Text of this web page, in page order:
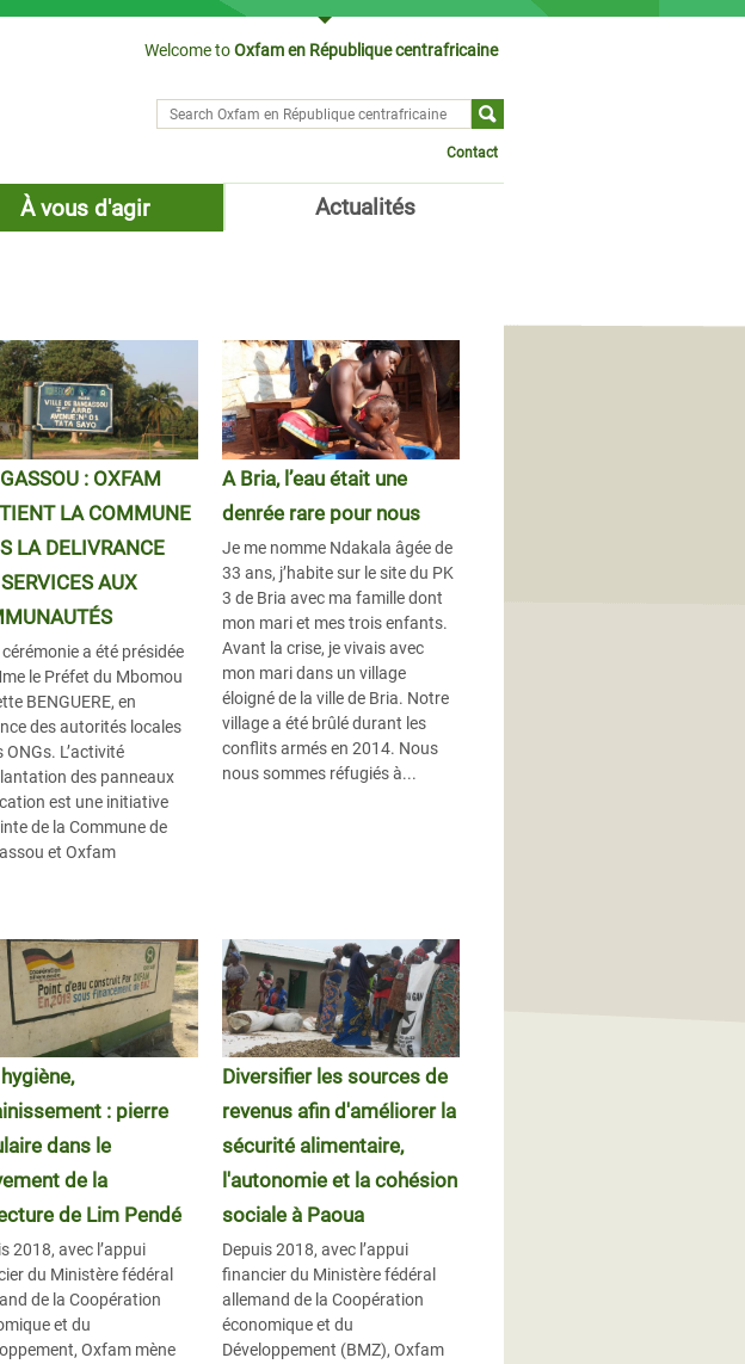
Welcome toOxfam en République centrafricaine
Search
Contact
À vous d'agir Actualités
: OXFAM
LA COMMUNE
LA DELIVRANCE
AUX
a été présidée
le Préfet du Mbomou
BENGUERE, en
des autorités locales
ONGs. L’activité
des panneaux
est une initiative
de la Commune de
et Oxfam
A Bria, l’eau était une
denrée rare pour nous
Je me nomme Ndakala âgée de
33 ans, j’habite sur le site du PK
3 de Bria avec ma famille dont
mon mari et mes trois enfants.
Avant la crise, je vivais avec
mon mari dans un village
éloigné de la ville de Bria. Notre
village a été brûlé durant les
conflits armés en 2014. Nous
nous sommes réfugiés à...
: pierre
dans le
de la
de Lim Pendé
2018, avec l’appui
du Ministère fédéral
de la Coopération
et du
Oxfam mène
Diversifier les sources de
revenus afin d'améliorer la
sécurité alimentaire,
l'autonomie et la cohésion
sociale à Paoua
Depuis 2018, avec l’appui
financier du Ministère fédéral
allemand de la Coopération
économique et du
Développement (BMZ), Oxfam